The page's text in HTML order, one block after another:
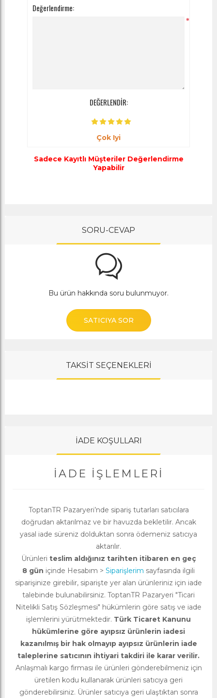
Değerlendirme:
*
DEĞERLENDİR:
Çok Iyi
Sadece Kayıtlı Müşteriler Değerlendirme
Yapabilir
SORU-CEVAP
Bu ürün hakkında soru bulunmuyor.
SATICIYA SOR
TAKSİT SEÇENEKLERİ
İADE KOŞULLARI
İADE İŞLEMLERI
ToptanTR Pazaryeri’nde sipariş tutarları satıcılara
doğrudan aktarılmaz ve bir havuzda bekletilir. Ancak
yasal iade süreniz dolduktan sonra ödemeniz satıcıya
aktarılır.
Ürünleri teslim aldığınız tarihten itibaren en geç
8 gün içinde Hesabım > Siparişlerim sayfasında ilgili
siparişinize girebilir, siparişte yer alan ürünleriniz için iade
talebinde bulunabilirsiniz. ToptanTR Pazaryeri "Ticari
Nitelikli Satış Sözleşmesi" hükümlerin göre satış ve iade
işlemlerini yürütmektedir. Türk Ticaret Kanunu
hükümlerine göre ayıpsız ürünlerin iadesi
kazanılmış bir hak olmayıp ayıpsız ürünlerin iade
taleplerine satıcının ihtiyari takdiri ile karar verilir.
Anlaşmalı kargo firması ile ürünleri gönderebilmeniz için
üretilen kodu kullanarak ürünleri satıcıya geri
gönderebilirsiniz. Ürünler satıcıya geri ulaştıktan sonra